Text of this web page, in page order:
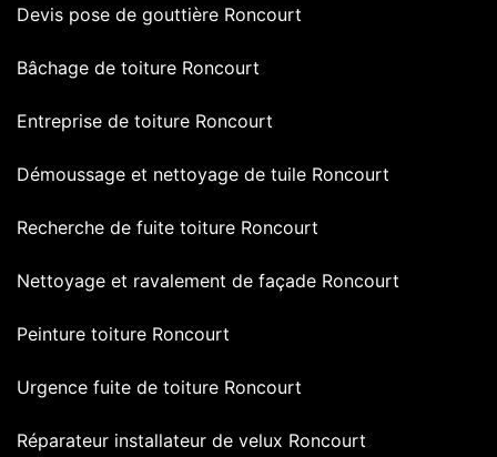
Devis pose de gouttière Roncourt
Bâchage de toiture Roncourt
Entreprise de toiture Roncourt
Démoussage et nettoyage de tuile Roncourt
Recherche de fuite toiture Roncourt
Nettoyage et ravalement de façade Roncourt
Peinture toiture Roncourt
Urgence fuite de toiture Roncourt
Réparateur installateur de velux Roncourt